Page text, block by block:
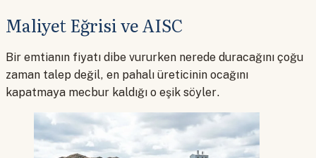
Maliyet Eğrisi ve AISC
Bir emtianın fiyatı dibe vururken nerede duracağını çoğu
zaman talep değil, en pahalı üreticinin ocağını
kapatmaya mecbur kaldığı o eşik söyler.